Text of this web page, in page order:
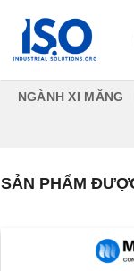
NGÀNH XI MĂNG
SẢN PHẨM